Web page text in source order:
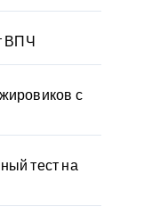
ВПЧ
с
тест на